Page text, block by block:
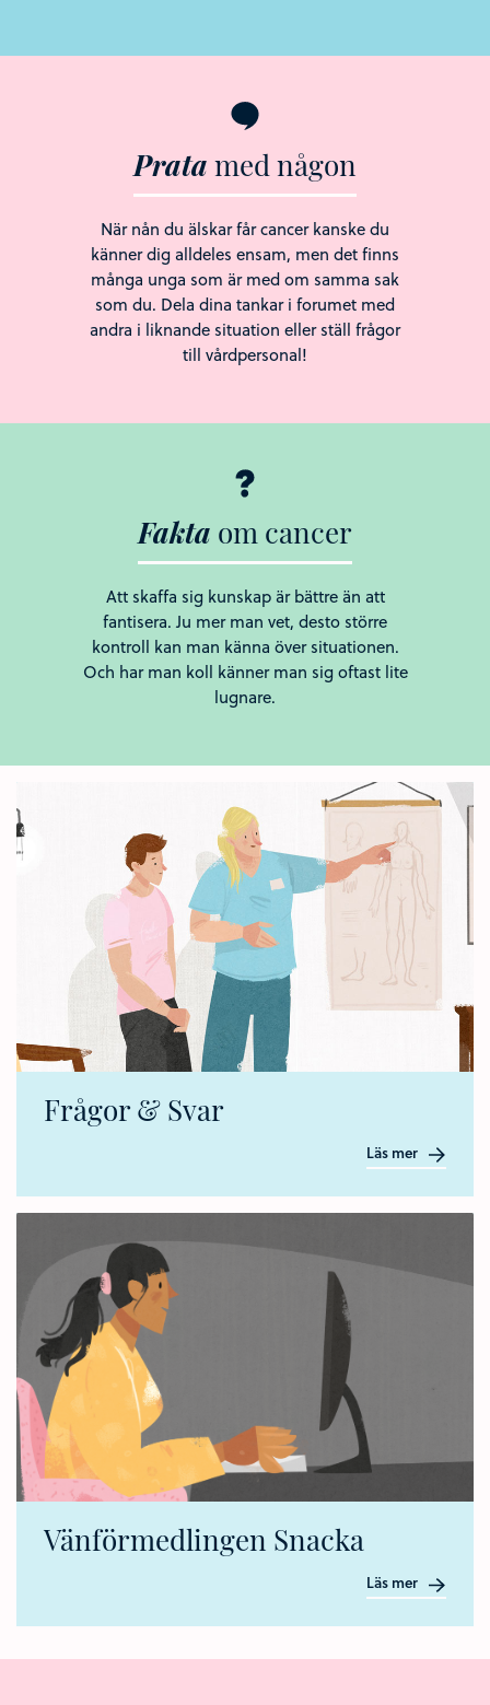
Prata mednågon
När nån du älskar får cancer kanske du
känner dig alldeles ensam, men det finns
många unga som är med om samma sak
som du. Dela dina tankar i forumet med
andra i liknande situation eller ställ frågor
till vårdpersonal!
Fakta om cancer
Att skaffa sig kunskap är bättre än att
fantisera. Ju mer man vet, desto större
kontroll kan man känna över situationen.
Och har man koll känner man sig oftast lite
lugnare.
Frågor & Svar
Läs mer
Vänförmedlingen Snacka
Läs mer